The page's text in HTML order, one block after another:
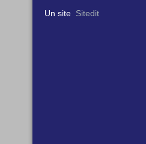
Un site Sitedit